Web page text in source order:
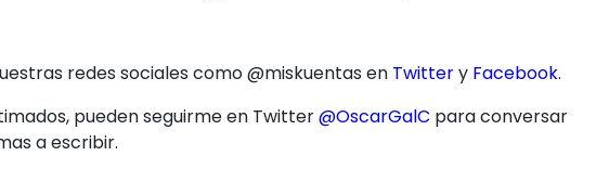
redes sociales como @miskuentas en Twittery Facebook.
pueden seguirme en Twitter@OscarGalC para conversar
a escribir.